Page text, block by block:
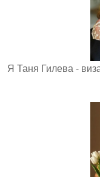
Я Таня Гилева -